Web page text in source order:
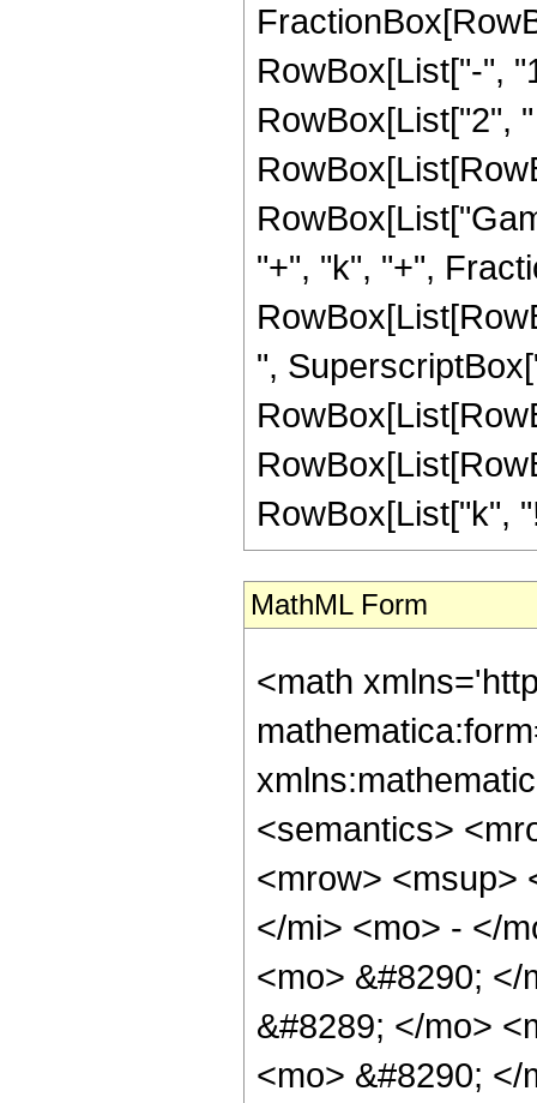
RowBox[List["-",
RowBox[List["2",
"+", "k", "+",
",
RowBox[List["k",
MathML Form
<math xmlns='http://www.w3.org/1998/Math/MathML' mathematica:form='TraditionalForm' xmlns:mathematica='http://www.wolfram.com/XML/'> <semantics> <mrow> <mrow> <mo> &#8747; </mo> <mrow> <msup> <mi> z </mi> <mrow> <mi> &#945; </mi> <mo> - </mo> <mn> 1 </mn> </mrow> </msup> <mo> &#8290; </mo> <mrow> <mi> erfi </mi> <mo> &#8289; </mo> <mo> ( </mo> <mrow> <mi> a </mi> <mo> &#8290; </mo> <mi> z </mi> </mrow> <mo> ) </mo> </mrow> <mo> &#8290; </mo> <mrow> <mi> erfi </mi> <mo> &#8289; </mo> <mo> ( </mo> <mrow> <mi> b </mi> <mo> &#8290; </mo> <mi> z </mi> </mrow> <mo> ) </mo> </mrow> <mo> &#8290; </mo> <mrow> <mo> &#8518; </mo> <mi> z </mi> </mrow> </mrow> </mrow> <mo> &#10869; </mo> <mrow> <mfrac> <mrow> <msup> <mi> z </mi> <mi> &#945; </mi> </msup> <mo> &#8290; </mo> <mrow> <mi> erfi </mi> <mo> &#8289; </mo> <mo> ( </mo> <mrow> <mi> a </mi> <mo> &#8290; </mo> <mi> z </mi> </mrow> <mo> ) </mo> </mrow> <mo> &#8290; </mo> <mrow> <mi> erfi </mi> <mo> &#8289; </mo> <mo> ( </mo> <mrow> <mi> b </mi> <mo> &#8290; </mo> <mi> z </mi> </mrow> <mo> ) </mo> </mrow> </mrow> <mi> &#945; </mi> </mfrac> <mo> - </mo> <mrow> <mfrac> <mrow> <mn> 2 </mn> <mo> &#8290; </mo> <mi> b </mi> <mo> &#8290; </mo> <msup> <mrow> <msup> <mi> z </mi> <mi> &#945; </mi> </msup> <mo> ( </mo> <mrow> <mrow> <mo> - </mo> <msup> <mi> a </mi> <mn> 2 </mn> </msup> </mrow> <mo> &#8290; </mo> <msup> <mi> z </mi> <mn> 2 </mn> </msup> </mrow> <mo> ) </mo> </mrow> <mrow> <mo> - </mo> <mfrac> <mi> &#945; </mi> <mn> 2 </mn> </mfrac> </mrow> </msup> </mrow> <mrow> <mi> &#960; </mi> <mo> &#8290; </mo> <mi> &#945; </mi> <mo> &#8290; </mo> <mi> a </mi> </mrow> </mfrac> <mo> &#8290; </mo> <mrow> <munderover> <mo> &#8721; </mo> <mrow> <mi> k </mi> <mo> = </mo> <mn> 0 </mn> </mrow> <mi> &#8734; </mi> </munderover> <mfrac> <mrow> <msup> <mrow> <mo> ( </mo> <mrow> <mo> - </mo> <mn> 1 </mn> </mrow> <mo> ) </mo> </mrow> <mi> k </mi> </msup> <mo> &#8290; </mo> <msup> <mi> a </mi> <mrow> <mrow> <mo> - </mo> <mn> 2 </mn> </mrow> <mo> &#8290; </mo> <mi> k </mi> </mrow> </msup> <mo> &#8290; </mo> <msup> <mi> b </mi> <mrow> <mn> 2 </mn> <mo> &#8290; </mo> <mi> k </mi> </mrow> </msup> <mo> &#8290; </mo> <mrow> <mi> &#915; </mi> <mo> &#8289; </mo> <mo> ( </mo> <mrow> <mrow> <mi> k </mi> <mo> + </mo> <mfrac> <mi> &#945; </mi> <mn> 2 </mn> </mfrac> <mo> + </mo> <mn> 1 </mn> </mrow> <mo> , </mo> <mrow> <mrow> <mo> - </mo> <msup> <mi> a </mi> <mn> 2 </mn> </msup> </mrow> <mo> &#8290; </mo> <msup> <mi> z </mi> <mn> 2 </mn> </msup> </mrow> </mrow> <mo> ) </mo> </mrow> </mrow> <mrow> <mrow> <mo> ( </mo> <mrow> <mrow> <mn> 2 </mn> <mo> &#8290; </mo> <mi> k </mi> </mrow> <mo> + </mo> <mn> 1 </mn> </mrow> <mo> ) </mo> </mrow> <mo> &#8290; </mo> <mrow> <mi> k </mi> <mo> ! </mo> </mrow> </mrow> </mfrac> </mrow> </mrow> <mo> - </mo> <mrow> <mfrac> <mrow> <mrow> <mo> ( </mo>